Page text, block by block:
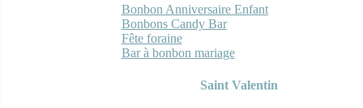
Bonbon Anniversaire Enfant
Bonbons Candy Bar
Fête foraine
Bar à bonbon mariage
Saint Valentin